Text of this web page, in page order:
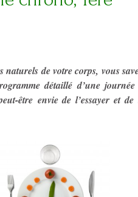
de votre corps, vous
détaillé d’une
être envie de l’essayer et de